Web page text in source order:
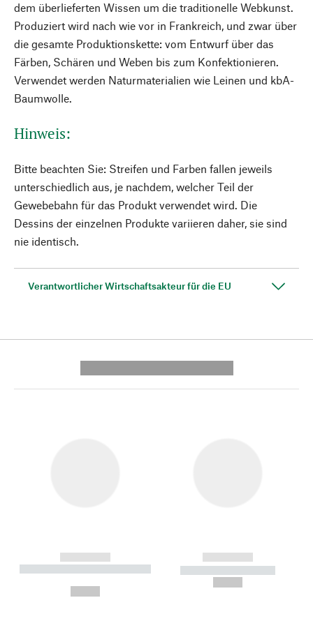
dem überlieferten Wissen um die traditionelle Webkunst.
Produziert wird nach wie vor in Frankreich, und zwar über
die gesamte Produktionskette: vom Entwurf über das
Färben, Schären und Weben bis zum Konfektionieren.
Verwendet werden Naturmaterialien wie Leinen und kbA-
Baumwolle.
Hinweis:
Bitte beachten Sie: Streifen und Farben fallen jeweils
unterschiedlich aus, je nachdem, welcher Teil der
Gewebebahn für das Produkt verwendet wird. Die
Dessins der einzelnen Produkte variieren daher, sie sind
nie identisch.
Verantwortlicher Wirtschaftsakteur für die EU
------------
----------- ----------- --------
------------
----------- -----------